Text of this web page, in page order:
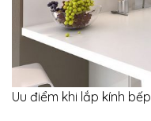
Uu điểm khi lắp kính bếp